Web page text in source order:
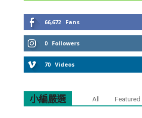
66,672 Fans
0 Followers
70 Videos
小編嚴選 All Featured